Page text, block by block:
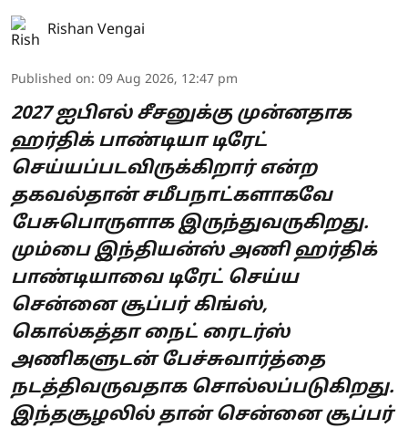
Rishan Vengai
Published on: 09 Aug 2026, 12:47 pm
2027 ஐபிஎல் சீசனுக்கு முன்னதாக
ஹர்திக் பாண்டியா டிரேட்
செய்யப்படவிருக்கிறார் என்ற
தகவல்தான் சமீபநாட்களாகவே
பேசுபொருளாக இருந்துவருகிறது.
மும்பை இந்தியன்ஸ் அணி ஹர்திக்
பாண்டியாவை டிரேட் செய்ய
சென்னை சூப்பர் கிங்ஸ்,
கொல்கத்தா நைட் ரைடர்ஸ்
அணிகளுடன் பேச்சுவார்த்தை
நடத்திவருவதாக சொல்லப்படுகிறது.
இந்தசூழலில் தான் சென்னை சூப்பர்